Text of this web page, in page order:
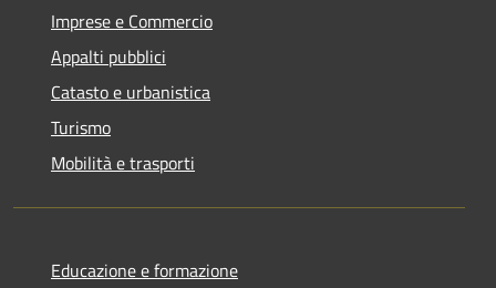
Imprese e Commercio
Appalti pubblici
Catasto e urbanistica
Turismo
Mobilità e trasporti
Educazione e formazione